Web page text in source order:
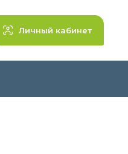
Личный кабинет